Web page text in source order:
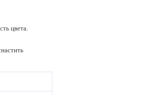
цвета.